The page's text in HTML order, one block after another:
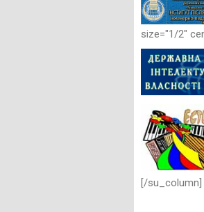
size="1/2"
[/